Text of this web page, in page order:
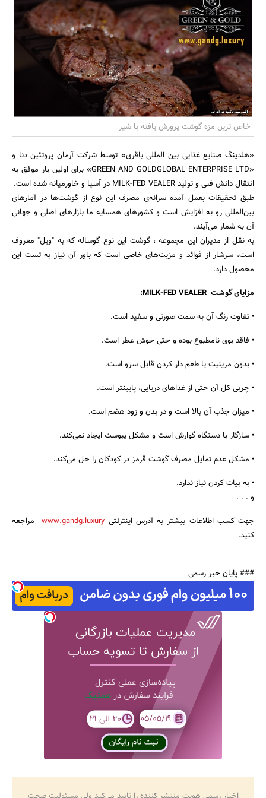
بانک، بیمه و سرمایه
مسکن و ساختمان
خاص ترین مزه گوشت پرورش یافته با شیر
«هلدینگ صنایع غذایی بین المللی باقری» توسط شرکت آرمان پروتئین دنا و
«GREEN AND GOLDGLOBAL ENTERPRISE LTD» برای اولین بار موفق به
انتقال دانش فنی و تولید MILK-FED VEALER در آسیا و خاورمیانه شده است.
طبق تحقیقات بعمل آمده سرانه‌ی مصرف این نوع از گوشت‌ها در آمارهای
بین‌المللی رو به افزایش است و کشورهای همسایه ما بازارهای اصلی و جهانی
آن به شمار می‌آیند.
به نقل از مدیران این مجموعه ، گوشت این نوع گوساله که به "ویل" معروف
است، سرشار از فوائد و مزیت‌های خاصی است که باور آن نیاز به تست این
محصول دارد.
مزایای گوشت MILK-FED VEALER:
• تفاوت رنگ آن به سمت صورتی و سفید است.
• فاقد بوی نامطبوع بوده و حتی خوش عطر است.
• بدون مرینیت یا طعم دار کردن قابل سرو است.
• چربی کل آن حتی از غذاهای دریایی، پایینتر است.
• میزان جذب آن بالا است و در بدن و زود هضم است.
• سازگار با دستگاه گوارش است و مشکل یبوست ایجاد نمی‌کند.
• مشکل عدم تمایل مصرف گوشت قرمز در کودکان را حل می‌کند.
• به بیات کردن نیاز ندارد.
و . . .
جهت کسب اطلاعات بیشتر به آدرس اینترنتیwww.gandg.luxuryمراجعه
کنید.
### پایان خبر رسمی